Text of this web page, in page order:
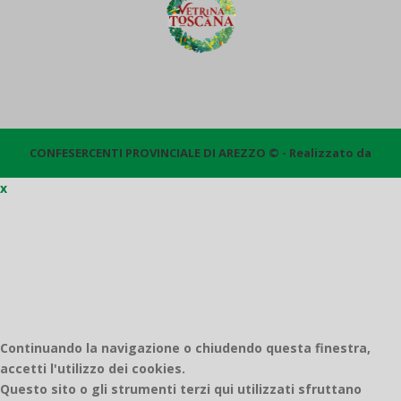
CONFESERCENTI PROVINCIALE DI AREZZO © - Realizzato da
x
Continuando la navigazione o chiudendo questa finestra,
accetti l'utilizzo dei cookies.
Questo sito o gli strumenti terzi qui utilizzati sfruttano